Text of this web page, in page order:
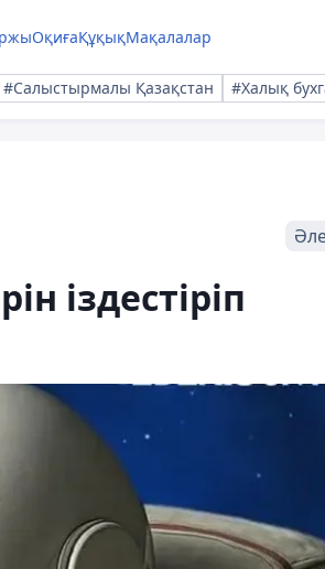
ОқиғаҚұқықМақалалар
#Салыстырмалы Қазақстан #Халық
іздестіріп